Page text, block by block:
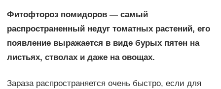
Фитофтороз помидоров — самый
распространенный недуг томатных растений, его
появление выражается в виде бурых пятен на
листьях, стволах и даже на овощах.
Зараза распространяется очень быстро, если для